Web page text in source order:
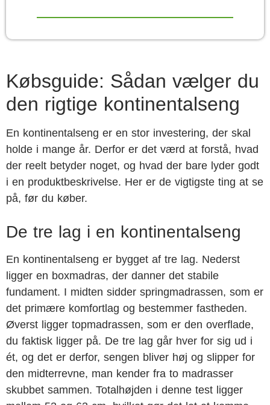
Købsguide: Sådan vælger du
den rigtige kontinentalseng
En kontinentalseng er en stor investering, der skal
holde i mange år. Derfor er det værd at forstå, hvad
der reelt betyder noget, og hvad der bare lyder godt
i en produktbeskrivelse. Her er de vigtigste ting at se
på, før du køber.
De tre lag i en kontinentalseng
En kontinentalseng er bygget af tre lag. Nederst
ligger en boxmadras, der danner det stabile
fundament. I midten sidder springmadrassen, som er
det primære komfortlag og bestemmer fastheden.
Øverst ligger topmadrassen, som er den overflade,
du faktisk ligger på. De tre lag går hver for sig ud i
ét, og det er derfor, sengen bliver høj og slipper for
den midterrevne, man kender fra to madrasser
skubbet sammen. Totalhøjden i denne test ligger